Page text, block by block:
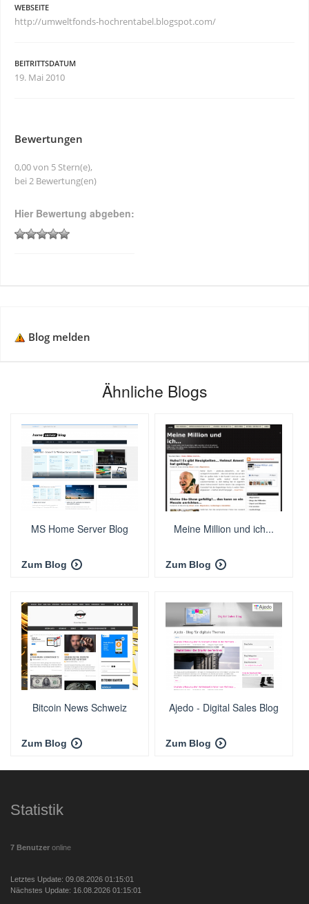
WEBSEITE
http://umweltfonds-hochrentabel.blogspot.com/
BEITRITTSDATUM
19. Mai 2010
Bewertungen
0,00 von 5 Stern(e),
bei 2 Bewertung(en)
Hier Bewertung abgeben:
Blog melden
Ähnliche Blogs
MS Home Server Blog
Zum Blog
Meine Million und ich...
Zum Blog
Bitcoin News Schweiz
Zum Blog
Ajedo - Digital Sales Blog
Zum Blog
Statistik
7 Benutzer online
Letztes Update: 09.08.2026 01:15:01
Nächstes Update: 16.08.2026 01:15:01